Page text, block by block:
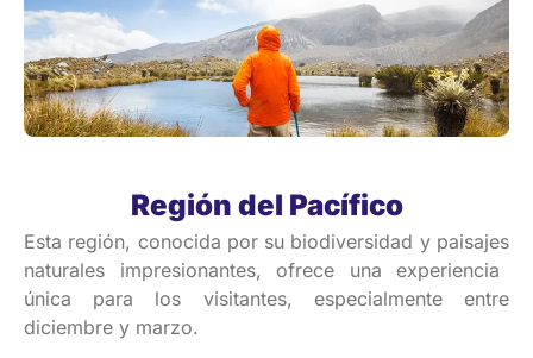
Región del Pacífico
Esta región, conocida por su biodiversidad y paisajes
naturales impresionantes, ofrece una
experiencia
única para los visitantes, especialmenteentre
diciembre y marzo.